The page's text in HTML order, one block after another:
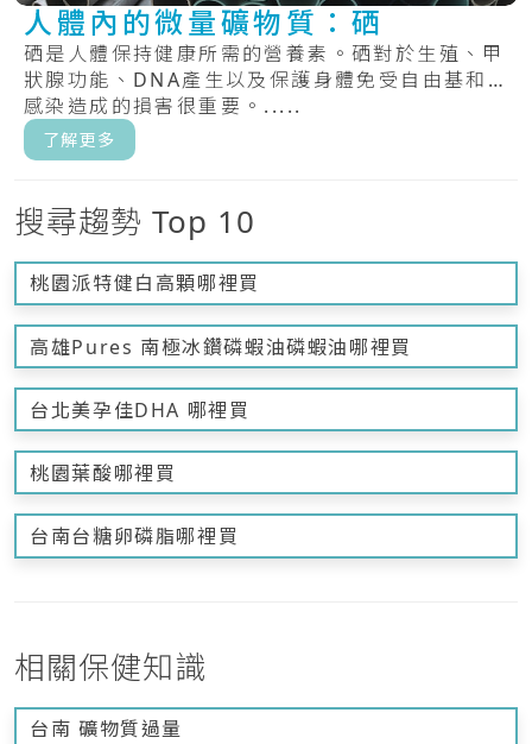
人體內的微量礦物質：硒
硒是人體保持健康所需的營養素。硒對於生殖、甲
狀腺功能、DNA產生以及保護身體免受自由基和
感染造成的損害很重要。.....
了解更多
搜尋趨勢 Top 10
桃園派特健白高顆哪裡買
高雄Pures 南極冰鑽磷蝦油磷蝦油哪裡買
台北美孕佳DHA 哪裡買
桃園葉酸哪裡買
台南台糖卵磷脂哪裡買
相關保健知識
台南 礦物質過量